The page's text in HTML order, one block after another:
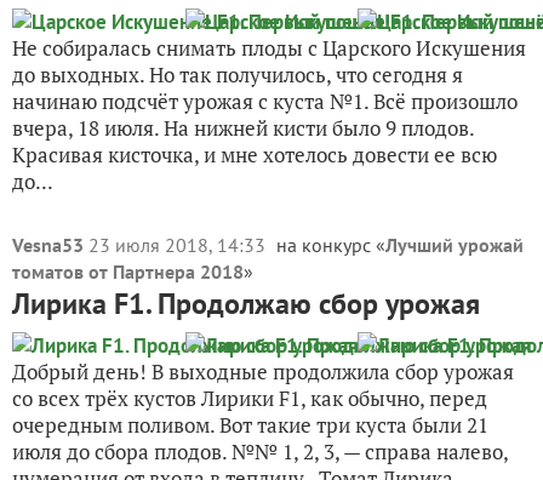
Не собиралась снимать плоды с Царского Искушения
до выходных. Но так получилось, что сегодня я
начинаю подсчёт урожая с куста №1. Всё произошло
вчера, 18 июля. На нижней кисти было 9 плодов.
Красивая кисточка, и мне хотелось довести ее всю
до...
Vesna53 23 июля 2018, 14:33 на конкурс «Лучший урожай
томатов от Партнера 2018»
Лирика F1. Продолжаю сбор урожая
Добрый день! В выходные продолжила сбор урожая
со всех трёх кустов Лирики F1, как обычно, перед
очередным поливом. Вот такие три куста были 21
июля до сбора плодов. №№ 1, 2, 3, — справа налево,